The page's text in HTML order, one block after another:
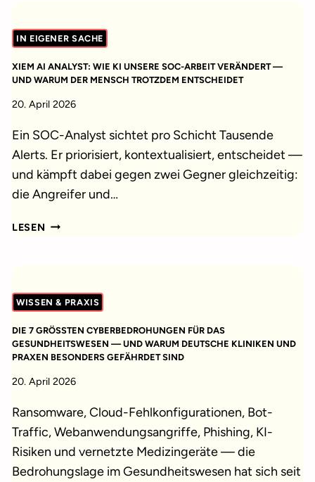
RÄUMT
ZWEIFEL
IN EIGENER SACHE
XIEM AI ANALYST: WIE KI UNSERE SOC-ARBEIT VERÄNDERT —
UND WARUM DER MENSCH TROTZDEM ENTSCHEIDET
20. April 2026
Ein SOC-Analyst sichtet pro Schicht Tausende
Alerts. Er priorisiert, kontextualisiert, entscheidet —
und kämpft dabei gegen zwei Gegner gleichzeitig:
die Angreifer und…
LESEN XIEM
UNSERE
ARBEIT
VERÄNDERT
UND
DER
MENSCH
TROTZDEM
ENTSCHEIDET
WISSEN & PRAXIS
DIE 7 GRÖSSTEN CYBERBEDROHUNGEN FÜR DAS G
ESUNDHEITSWESEN — UND WARUM DEUTSCHE KLINIKEN UND P
RAXEN BESONDERS GEFÄHRDET SIND
20. April 2026
Ransomware, Cloud-Fehlkonfigurationen, Bot-
Traffic, Webanwendungsangriffe, Phishing, KI-
Risiken und vernetzte Medizingeräte — die
Bedrohungslage im Gesundheitswesen hat sich seit